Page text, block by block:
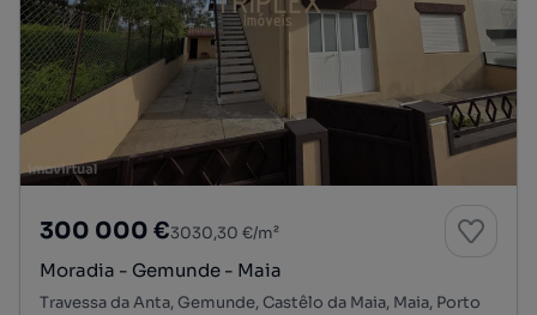
300 000 €3030,30 €/m²
Moradia - Gemunde - Maia
Travessa da Anta, Gemunde, Castêlo da Maia, Maia, Porto